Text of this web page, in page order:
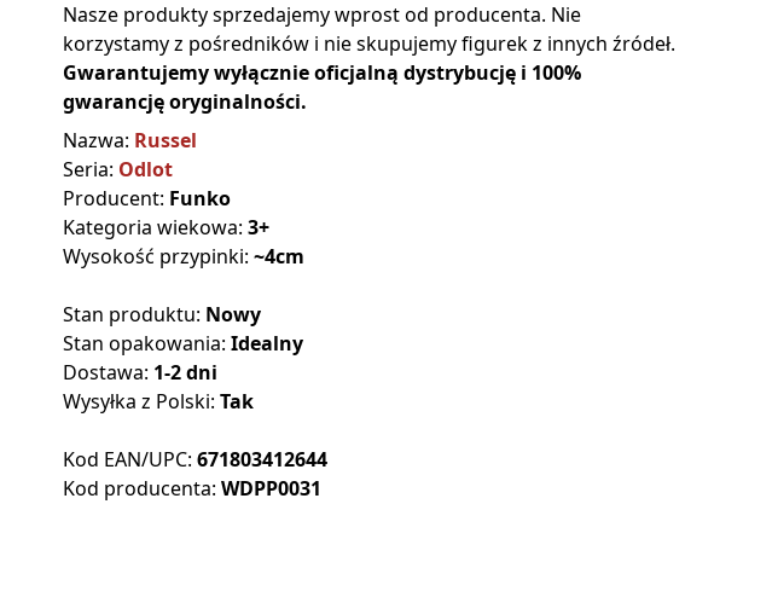
Nasze produkty sprzedajemy wprost od producenta. Nie
korzystamy z pośredników i nie skupujemy figurek z innych źródeł.
Gwarantujemy wyłącznie oficjalną dystrybucję i 100%
gwarancję oryginalności.
Nazwa: Russel
Seria: Odlot
Producent: Funko
Kategoria wiekowa: 3+
Wysokość przypinki: ~4cm
Stan produktu: Nowy
Stan opakowania: Idealny
Dostawa: 1-2 dni
Wysyłka z Polski: Tak
Kod EAN/UPC: 671803412644
Kod producenta: WDPP0031